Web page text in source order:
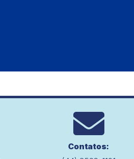
Contatos: